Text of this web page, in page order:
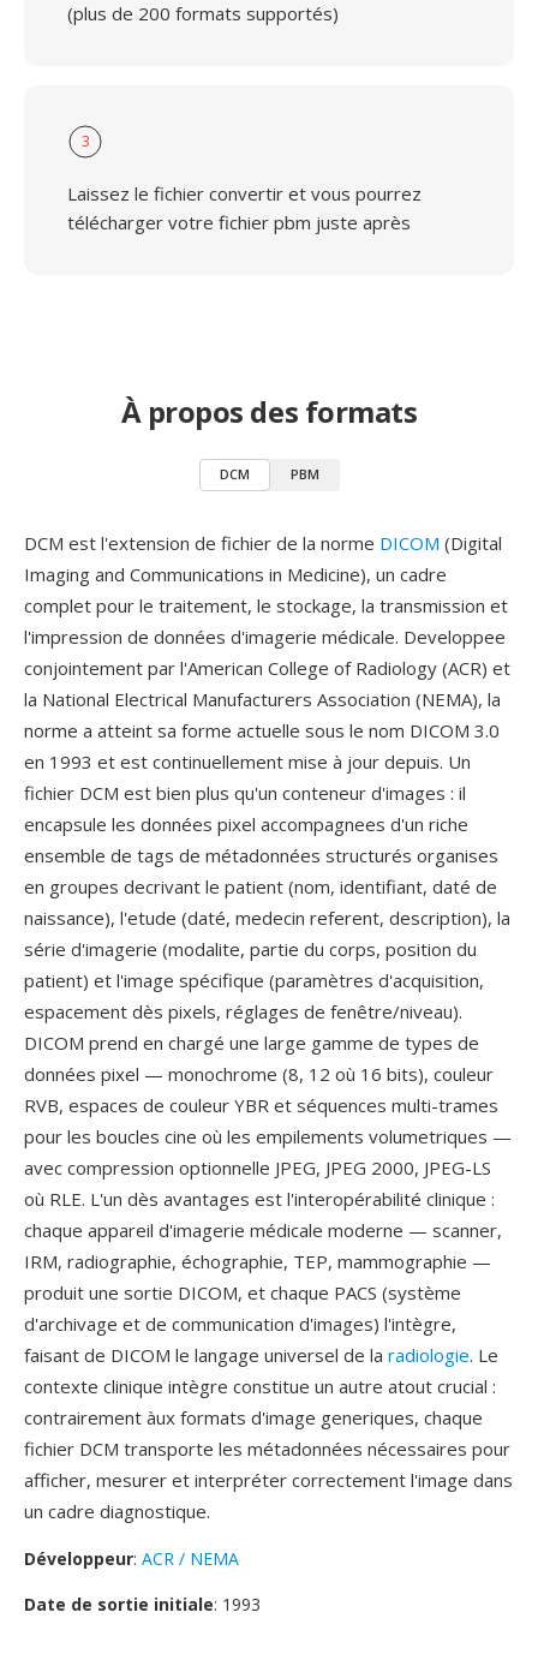
(plus de 200 formats supportés)
3
Laissez le fichier convertir et vous pourrez
télécharger votre fichier pbm juste après
À propos des formats
DCM PBM
DCM est l'extension de fichier de la norme DICOM (Digital
Imaging and Communications in Medicine), un cadre
complet pour le traitement, le stockage, la transmission et
l'impression de données d'imagerie médicale. Developpee
conjointement par l'American College of Radiology (ACR) et
la National Electrical Manufacturers Association (NEMA), la
norme a atteint sa forme actuelle sous le nom DICOM 3.0
en 1993 et est continuellement mise à jour depuis. Un
fichier DCM est bien plus qu'un conteneur d'images : il
encapsule les données pixel accompagnees d'un riche
ensemble de tags de métadonnées structurés organises
en groupes decrivant le patient (nom, identifiant, daté de
naissance), l'etude (daté, medecin referent, description), la
série d'imagerie (modalite, partie du corps, position du
patient) et l'image spécifique (paramètres d'acquisition,
espacement dès pixels, réglages de fenêtre/niveau).
DICOM prend en chargé une large gamme de types de
données pixel — monochrome (8, 12 où 16 bits), couleur
RVB, espaces de couleur YBR et séquences multi-trames
pour les boucles cine où les empilements volumetriques —
avec compression optionnelle JPEG, JPEG 2000, JPEG-LS
où RLE. L'un dès avantages est l'interopérabilité clinique :
chaque appareil d'imagerie médicale moderne — scanner,
IRM, radiographie, échographie, TEP, mammographie —
produit une sortie DICOM, et chaque PACS (système
d'archivage et de communication d'images) l'intègre,
faisant de DICOM le langage universel de la radiologie. Le
contexte clinique intègre constitue un autre atout crucial :
contrairement àux formats d'image generiques, chaque
fichier DCM transporte les métadonnées nécessaires pour
afficher, mesurer et interpréter correctement l'image dans
un cadre diagnostique.
Développeur: ACR / NEMA
Date de sortie initiale: 1993